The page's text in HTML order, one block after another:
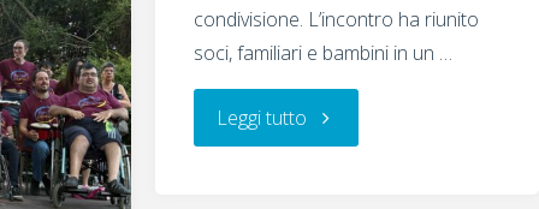
condivisione. L’incontro ha riunito
soci, familiari e bambini in un …
Leggi tutto "Family